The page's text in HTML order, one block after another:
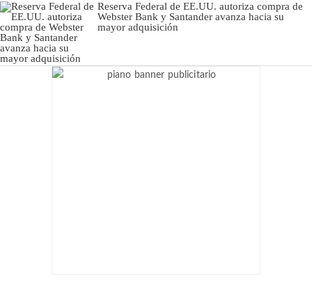
Reserva Federal de EE.UU. autoriza compra de
Webster Bank y Santander avanza hacia su
mayor adquisición